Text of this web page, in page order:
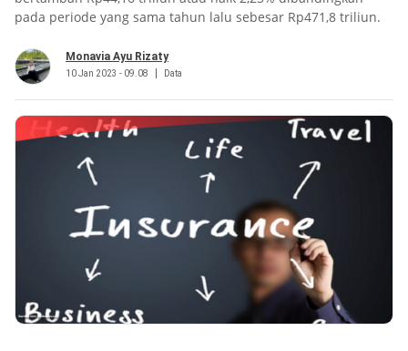
pada periode yang sama tahun lalu sebesar Rp471,8 triliun.
Monavia Ayu Rizaty
10 Jan 2023 - 09.08 Data